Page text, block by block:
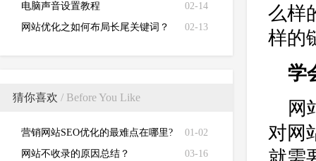
02-14
电脑声音设置教程
02-13
网站优化之如何布局长尾关键词？
猜你喜欢 / Before You Like
01-02
营销网站SEO优化的最难点在哪里?
03-16
网站不收录的原因总结？
么样
样的
学
网
对网